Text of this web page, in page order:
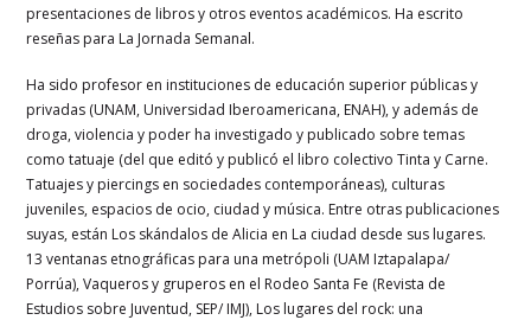
presentaciones de libros y otros eventos académicos. Ha escrito
reseñas para La Jornada Semanal.
Ha sido profesor en instituciones de educación superior públicas y
privadas (UNAM, Universidad Iberoamericana, ENAH), y además de
droga, violencia y poder ha investigado y publicado sobre temas
como tatuaje (del que editó y publicó el libro colectivo Tinta y Carne.
Tatuajes y piercings en sociedades contemporáneas), culturas
juveniles, espacios de ocio, ciudad y música. Entre otras publicaciones
suyas, están Los skándalos de Alicia en La ciudad desde sus lugares.
13 ventanas etnográficas para una metrópoli (UAM Iztapalapa/
Porrúa), Vaqueros y gruperos en el Rodeo Santa Fe (Revista de
Estudios sobre Juventud, SEP/ IMJ), Los lugares del rock: una